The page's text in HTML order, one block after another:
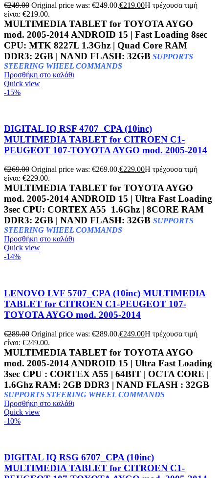
€249.00 Original price was: €249.00.€219.00Η τρέχουσα τιμή
είναι: €219.00.
MULTIMEDIA TABLET for TOYOTA AYGO
mod. 2005-2014 ANDROID 15 | Fast Loading 8sec
CPU: MTK 8227L 1.3Ghz | Quad Core RAM
DDR3: 2GB | NAND FLASH: 32GB SUPPORTS
STEERING WHEEL COMMANDS
Προσθήκη στο καλάθι
Quick view
-15%
DIGITAL IQ RSF 4707_CPA (10inc)
MULTIMEDIA TABLET for CITROEN C1-
PEUGEOT 107-TOYOTA AYGO mod. 2005-2014
€269.00 Original price was: €269.00.€229.00Η τρέχουσα τιμή
είναι: €229.00.
MULTIMEDIA TABLET for TOYOTA AYGO
mod. 2005-2014 ANDROID 15 | Ultra Fast Loading
3sec CPU: CORTEX A55 1.6Ghz | 8CORE RAM
DDR3: 2GB | NAND FLASH: 32GB SUPPORTS
STEERING WHEEL COMMANDS
Προσθήκη στο καλάθι
Quick view
-14%
LENOVO LVF 5707_CPA (10inc) MULTIMEDIA
TABLET for CITROEN C1-PEUGEOT 107-
TOYOTA AYGO mod. 2005-2014
€289.00 Original price was: €289.00.€249.00Η τρέχουσα τιμή
είναι: €249.00.
MULTIMEDIA TABLET for TOYOTA AYGO
mod. 2005-2014 ANDROID 15 | Ultra Fast Loading
3sec CPU : CORTEX A55 | 64BIT | OCTA CORE |
1.6Ghz RAM: 2GB DDR3 | NAND FLASH : 32GB
SUPPORTS STEERING WHEEL COMMANDS
Προσθήκη στο καλάθι
Quick view
-10%
DIGITAL IQ RSG 6707_CPA (10inc)
MULTIMEDIA TABLET for CITROEN C1-